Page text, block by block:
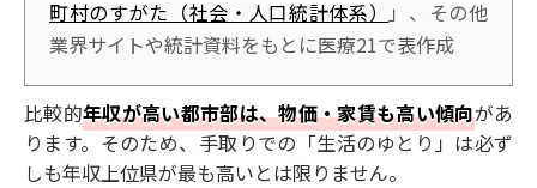
町村のすがた（社会・人口統計体系）
」、その他
業界サイトや統計資料をもとに医療21で表作成
比較的年収が高い都市部は、物価・家賃も高い傾向があ
ります。そのため、手取りでの「生活のゆとり」は必ず
しも年収上位県が最も高いとは限りません。